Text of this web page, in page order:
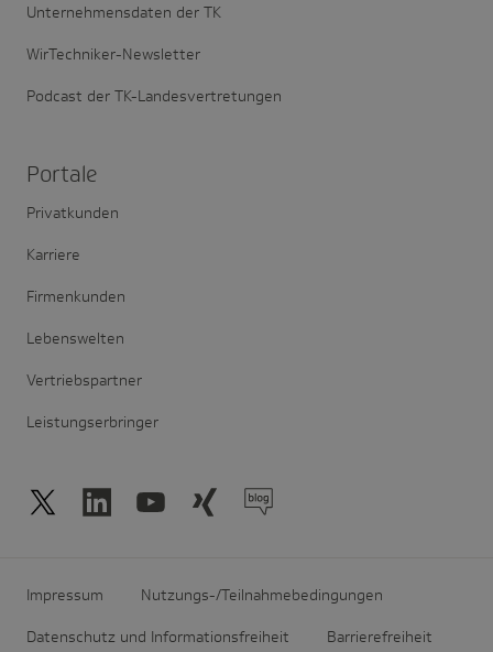
Unternehmensdaten der TK
WirTechniker-Newsletter
Podcast der TK-Landesvertretungen
Portale
Privatkunden
Karriere
Firmenkunden
Lebenswelten
Vertriebspartner
Leistungserbringer
Impressum Nutzungs-/Teilnahmebedingungen
Datenschutz und Informationsfreiheit Barrierefreiheit